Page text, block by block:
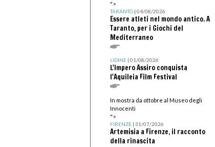
">
TARANTO| 04/08/2026
Essere atleti nel mondo antico. A
Taranto, per i Giochi del
Mediterraneo
UDINE| 01/08/2026
L'Impero Assiro conquista
l'Aquileia Film Festival
In mostra da ottobre al Museo degli
Innocenti
">
FIRENZE| 31/07/2026
Artemisia a Firenze, il racconto
della rinascita